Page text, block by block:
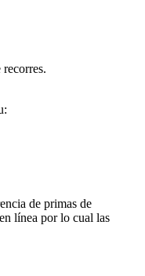
de primas de
línea por lo cual las